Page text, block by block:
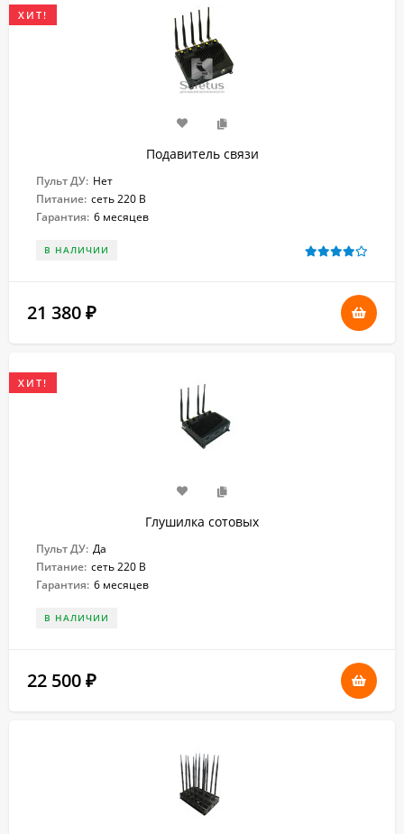
ХИТ!
Подавитель связи
Пульт ДУ: Нет
Питание: сеть 220 В
Гарантия: 6 месяцев
В НАЛИЧИИ
21 380 ₽
ХИТ!
Глушилка сотовых
Пульт ДУ: Да
Питание: сеть 220 В
Гарантия: 6 месяцев
В НАЛИЧИИ
22 500 ₽